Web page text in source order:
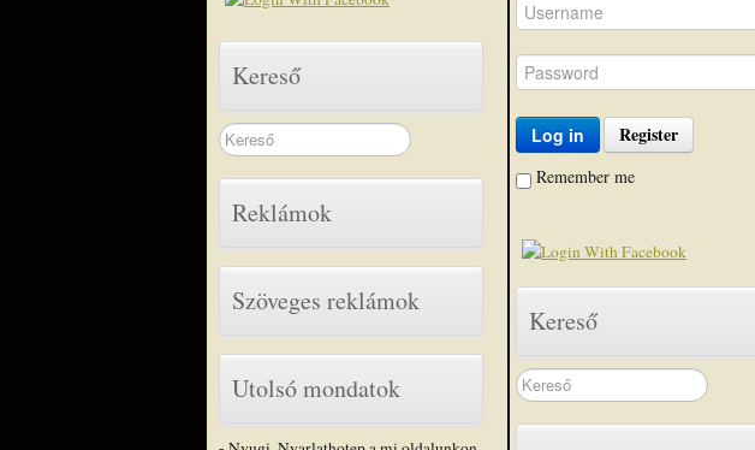
Kereső
Search
...
Reklámok
Szöveges reklámok
Utolsó mondatok
Log in Register
Remember me
Kereső
Search
...